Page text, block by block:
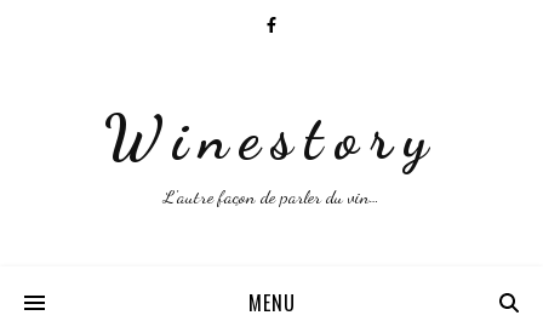
Winestory
L'autre façon de parler du vin…
MENU